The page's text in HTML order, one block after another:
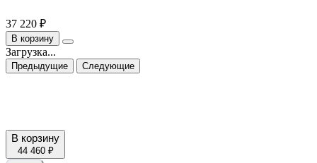
37 220 ₽
В корзину
Загрузка...
Предыдущие Следующие
В корзину
44 460 ₽